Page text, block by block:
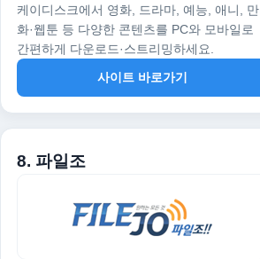
케이디스크에서 영화, 드라마, 예능, 애니, 만
화·웹툰 등 다양한 콘텐츠를 PC와 모바일로
간편하게 다운로드·스트리밍하세요.
사이트 바로가기
8. 파일조